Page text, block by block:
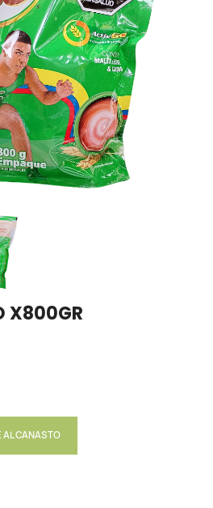
X800GR
AL CANASTO